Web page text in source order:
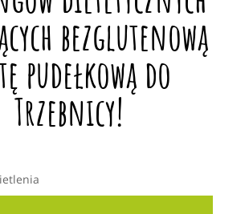
bezglutenową
pudełkową do
Trzebnicy!